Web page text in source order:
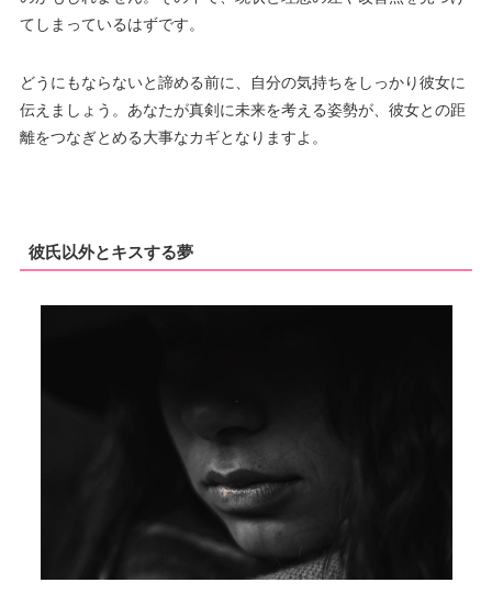
てしまっているはずです。
どうにもならないと諦める前に、自分の気持ちをしっかり彼女に
伝えましょう。あなたが真剣に未来を考える姿勢が、彼女との距
離をつなぎとめる大事なカギとなりますよ。
彼氏以外とキスする夢